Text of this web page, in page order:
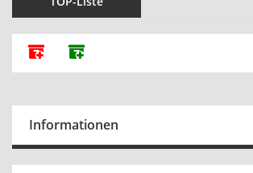
Alle Dokumente zu dieser Sitzung
Dokumente ohne Anlagen
Informationen